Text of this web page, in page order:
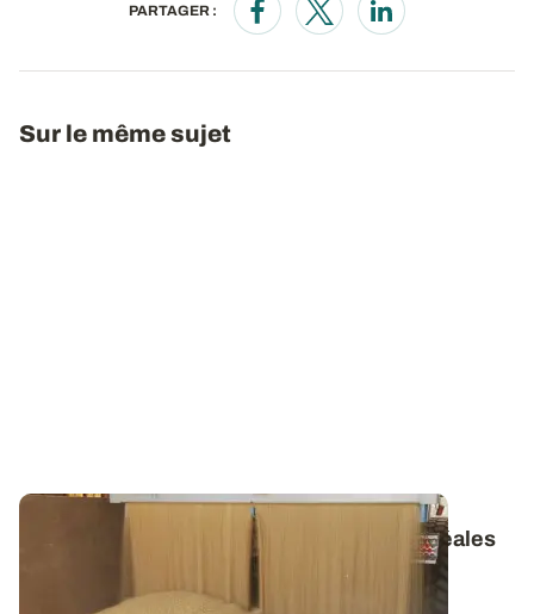
PARTAGER :
Opens in a new window
Opens in a new window
Opens in a new
Sur le même sujet
Conservation des grains - Ventiler les céréales
Pour préserver la qualité des grains et prévenir le